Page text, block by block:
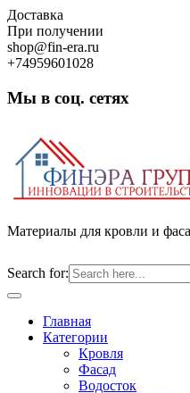
Skip
to
content
Доставка
При получении
shop@fin-era.ru
+74959601028
Мы в соц. сетях
Материалы для кровли и
Search for:
Open
ButtonГлавная
Категории
Кровля
Фасад
Водосток